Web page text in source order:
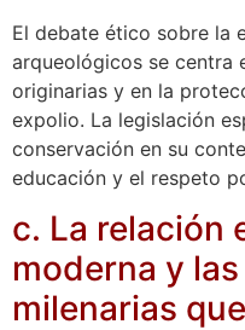
El debate ético sobre la
arqueológicos se centra
originarias y en la
expolio. La legislación
conservación en su
educación y el respeto
c. La relación
moderna y
milenarias